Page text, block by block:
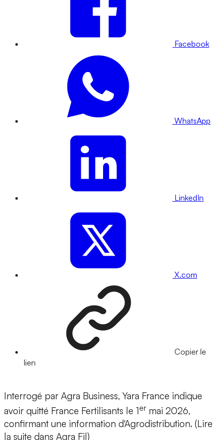
Facebook
WhatsApp
LinkedIn
X.com
Copier le
lien
Interrogé par Agra Business, Yara France indique
avoir quitté France Fertilisants le 1er mai 2026,
confirmant une information d'Agrodistribution. (Lire
la suite dans Agra Fil)